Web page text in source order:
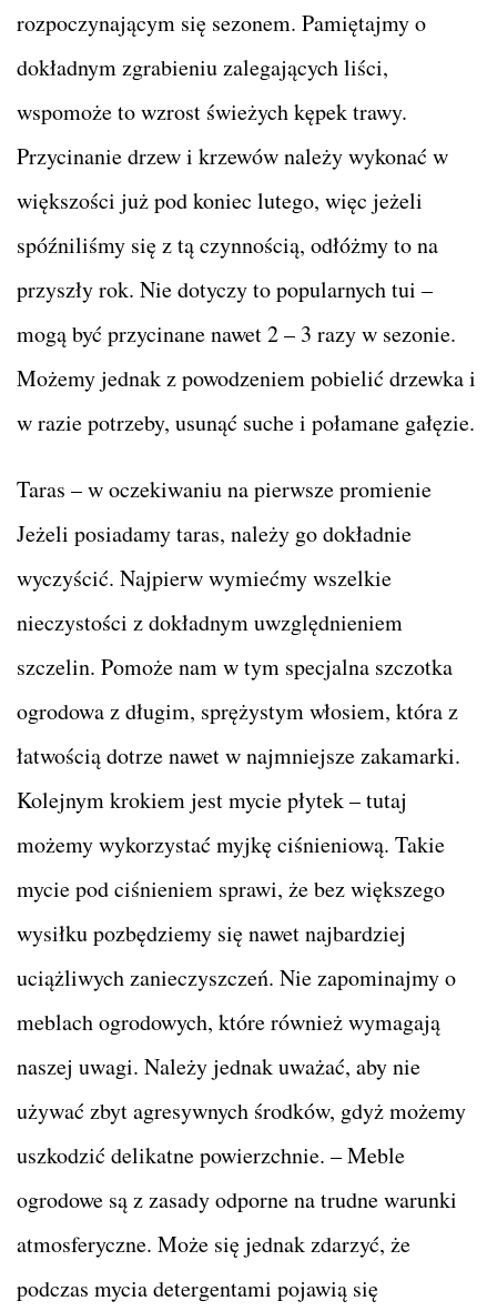
rozpoczynającym się sezonem. Pamiętajmy o
dokładnym zgrabieniu zalegających liści,
wspomoże to wzrost świeżych kępek trawy.
Przycinanie drzew i krzewów należy wykonać w
większości już pod koniec lutego, więc jeżeli
spóźniliśmy się z tą czynnością, odłóżmy to na
przyszły rok. Nie dotyczy to popularnych tui –
mogą być przycinane nawet 2 – 3 razy w sezonie.
Możemy jednak z powodzeniem pobielić drzewka i
w razie potrzeby, usunąć suche i połamane gałęzie.
Taras – w oczekiwaniu na pierwsze promienie
Jeżeli posiadamy taras, należy go dokładnie
wyczyścić. Najpierw wymiećmy wszelkie
nieczystości z dokładnym uwzględnieniem
szczelin. Pomoże nam w tym specjalna szczotka
ogrodowa z długim, sprężystym włosiem, która z
łatwością dotrze nawet w najmniejsze zakamarki.
Kolejnym krokiem jest mycie płytek – tutaj
możemy wykorzystać myjkę ciśnieniową. Takie
mycie pod ciśnieniem sprawi, że bez większego
wysiłku pozbędziemy się nawet najbardziej
uciążliwych zanieczyszczeń. Nie zapominajmy o
meblach ogrodowych, które również wymagają
naszej uwagi. Należy jednak uważać, aby nie
używać zbyt agresywnych środków, gdyż możemy
uszkodzić delikatne powierzchnie. – Meble
ogrodowe są z zasady odporne na trudne warunki
atmosferyczne. Może się jednak zdarzyć, że
podczas mycia detergentami pojawią się